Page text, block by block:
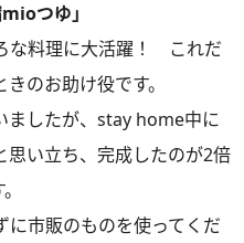
つゆ」
な料理に大活躍！ これだ
のお助け役です。
ましたが、stay home中に
思い立ち、完成したのが2倍
市販のものを使ってくだ